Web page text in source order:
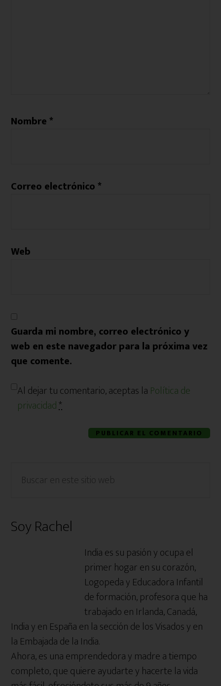
Nombre *
Correo electrónico *
Web
Guarda mi nombre, correo electrónico y
web en este navegador para la próxima vez
que comente.
Al dejar tu comentario, aceptas la Política de
privacidad*
Barra
lateral
web
Soy Rachel
India es su pasión y ocupa el
primer hogar en su corazón,
Logopeda y Educadora Infantil
de formación, profesora que ha
trabajado en Irlanda, Canadá,
India y en España en la sección de los Visados y en
la Embajada de la India.
Ahora, es una emprendedora y madre a tiempo
completo, que quiere ayudarte y hacerte la vida